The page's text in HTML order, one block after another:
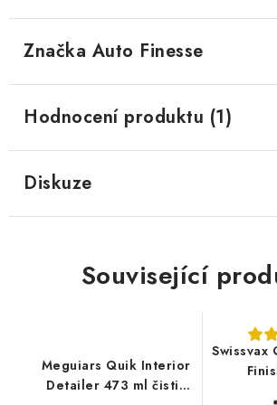
Značka Auto Finesse
Hodnocení produktu (1)
Diskuze
Související
Meguiars Quik Interior
Detailer 473 ml čistič
Swissvax